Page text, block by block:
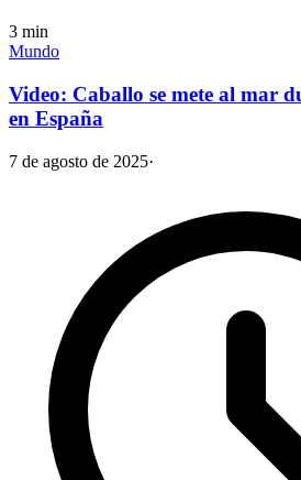
3 min
Mundo
Video: Caballo se mete al mar
en España
7 de agosto de 2025·